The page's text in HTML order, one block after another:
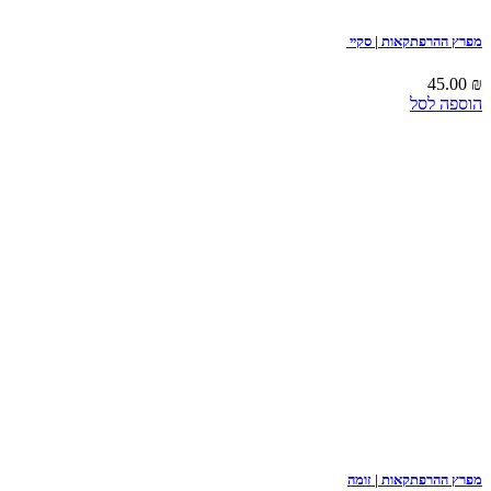
מפרץ ההרפתקאות | סקיי
45.00 ₪
הוספה לסל
מפרץ ההרפתקאות | זומה